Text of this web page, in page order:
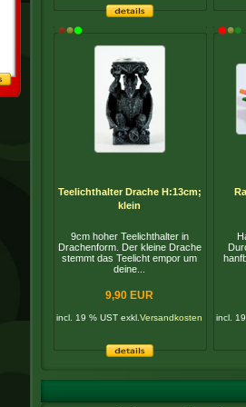
Teelichthalter Drache H:13cm;
klein
9cm hoher Teelichthalter in
Drachenform. Der kleine Drache
stemmt das Teelicht empor um
deine...
9,90 EUR
incl. 19 % UST exkl.Versandkosten incl.